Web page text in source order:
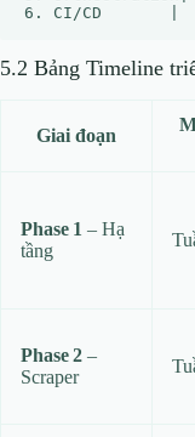
5.2 Bảng Timeline
Giai đoạn
Phase 1 – Hạ
tầng
Phase 2 –
Scraper